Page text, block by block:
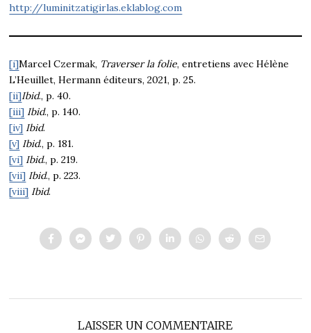
http://luminitzatigirlas.eklablog.com
[i]Marcel Czermak, Traverser la folie, entretiens avec Hélène
L’Heuillet, Hermann éditeurs, 2021, p. 25.
[ii]Ibid., p. 40.
[iii] Ibid., p. 140.
[iv] Ibid.
[v] Ibid., p. 181.
[vi] Ibid., p. 219.
[vii] Ibid., p. 223.
[viii] Ibid.
LAISSER UN COMMENTAIRE